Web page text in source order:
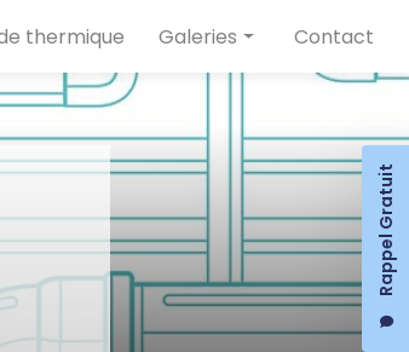
Rappel Gratuit
thermique Galeries
Chauffage
Détection de fuite
Étude thermique
Contact